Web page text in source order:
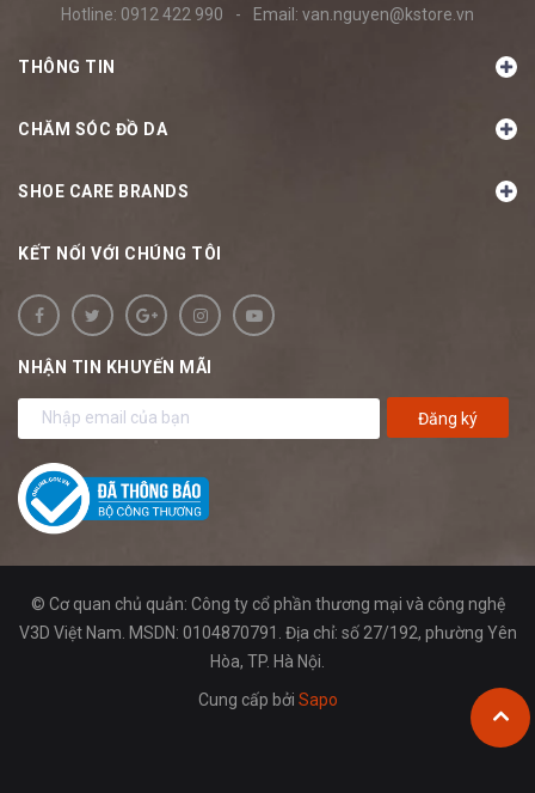
Hotline: 0912 422 990 - Email: van.nguyen@kstore.vn
THÔNG TIN
CHĂM SÓC ĐỒ DA
SHOE CARE BRANDS
KẾT NỐI VỚI CHÚNG TÔI
NHẬN TIN KHUYẾN MÃI
Đăng ký
© Cơ quan chủ quản: Công ty cổ phần thương mại và công nghệ
V3D Việt Nam. MSDN: 0104870791. Địa chỉ: số 27/192, phường Yên
Hòa, TP. Hà Nội.
Cung cấp bởi Sapo